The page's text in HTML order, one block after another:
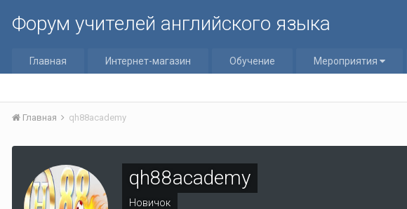
Форум учителей английского языка
Главная Интернет-магазин Обучение Мероприятия
Главная qh88academy
qh88academy
Новичок